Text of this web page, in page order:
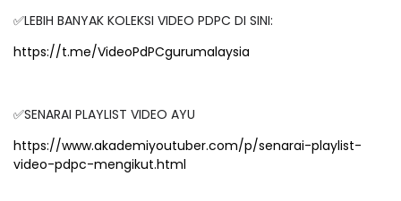
✅LEBIH BANYAK KOLEKSI VIDEO PDPC DI SINI:
https://t.me/VideoPdPCgurumalaysia
✅SENARAI PLAYLIST VIDEO AYU
https://www.akademiyoutuber.com/p/senarai-playlist-
video-pdpc-mengikut.html